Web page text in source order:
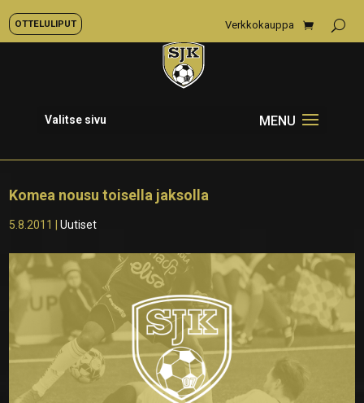
OTTELULIPUT Verkkokauppa
Valitse sivu
Komea nousu toisella jaksolla
5.8.2011 |Uutiset